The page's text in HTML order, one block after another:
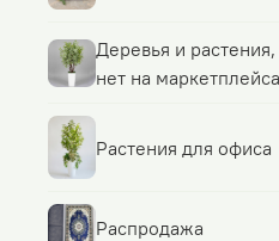
Деревья и
нет на
Растения для офиса
Распродажа